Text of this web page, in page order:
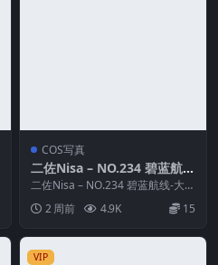
COS写真
二佐Nisa – NO.234 碧蓝航
线-大凤·原皮
二佐Nisa – NO.234 碧蓝航线-大凤
·原皮 资源简介 「资源名称」：
二...2 周前 4.9K 15
VIP